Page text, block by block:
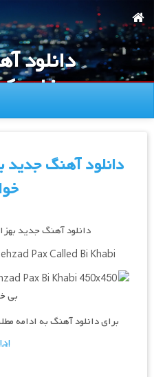
به
محتوای
اصلی
دانلود
بهزاد
بی
دانلود آهنگ جدید
دانلود آهنگ جدید
Pax Called Bi Khabi
برای دانلود آهنگ به ادامه